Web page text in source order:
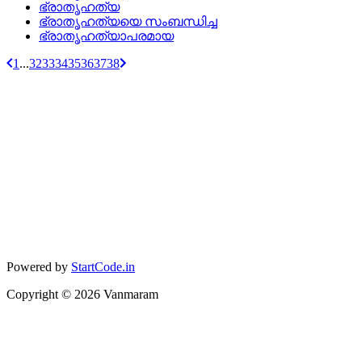
ഭ്രാതൃഹത്യ
ഭ്രാതൃഹത്യയെ സംബന്ധിച്ച
ഭ്രാതൃഹത്യാപരമായ
1 ...32333435363738
Powered by StartCode.in
Copyright © 2026 Vanmaram